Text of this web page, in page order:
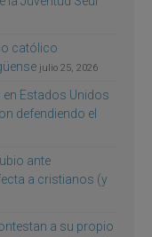
católico
julio 25, 2026
Estados Unidos
defendiendo el
ante
a cristianos (y
a su propio